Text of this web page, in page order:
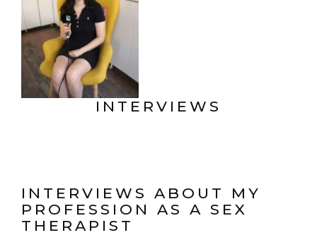
INTERVIEWS
INTERVIEWS ABOUT MY
PROFESSION AS A SEX
THERAPIST